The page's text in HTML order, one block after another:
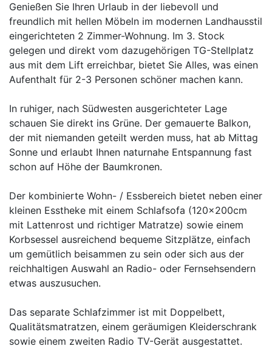
Genießen Sie Ihren Urlaub in der liebevoll und
freundlich mit hellen Möbeln im modernen Landhausstil
eingerichteten 2 Zimmer-Wohnung. Im 3. Stock
gelegen und direkt vom dazugehörigen TG-Stellplatz
aus mit dem Lift erreichbar, bietet Sie Alles, was einen
Aufenthalt für 2-3 Personen schöner machen kann.
In ruhiger, nach Südwesten ausgerichteter Lage
schauen Sie direkt ins Grüne. Der gemauerte Balkon,
der mit niemanden geteilt werden muss, hat ab Mittag
Sonne und erlaubt Ihnen naturnahe Entspannung fast
schon auf Höhe der Baumkronen.
Der kombinierte Wohn- / Essbereich bietet neben einer
kleinen Esstheke mit einem Schlafsofa (120x200cm
mit Lattenrost und richtiger Matratze) sowie einem
Korbsessel ausreichend bequeme Sitzplätze, einfach
um gemütlich beisammen zu sein oder sich aus der
reichhaltigen Auswahl an Radio- oder Fernsehsendern
etwas auszusuchen.
Das separate Schlafzimmer ist mit Doppelbett,
Qualitätsmatratzen, einem geräumigen Kleiderschrank
sowie einem zweiten Radio TV-Gerät ausgestattet.